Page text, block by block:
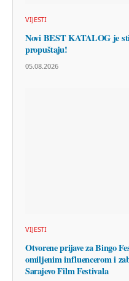
VIJESTI
Novi BEST KATALOG je
propuštaju!
05.08.2026
VIJESTI
Otvorene prijave za Bingo
omiljenim influencerom i
Sarajevo Film Festivala